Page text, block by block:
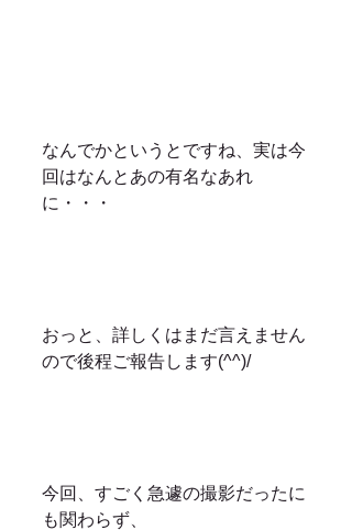
なんでかというとですね、実は今
回はなんとあの有名なあれ
に・・・
おっと、詳しくはまだ言えません
ので後程ご報告します(^^)/
今回、すごく急遽の撮影だったに
も関わらず、